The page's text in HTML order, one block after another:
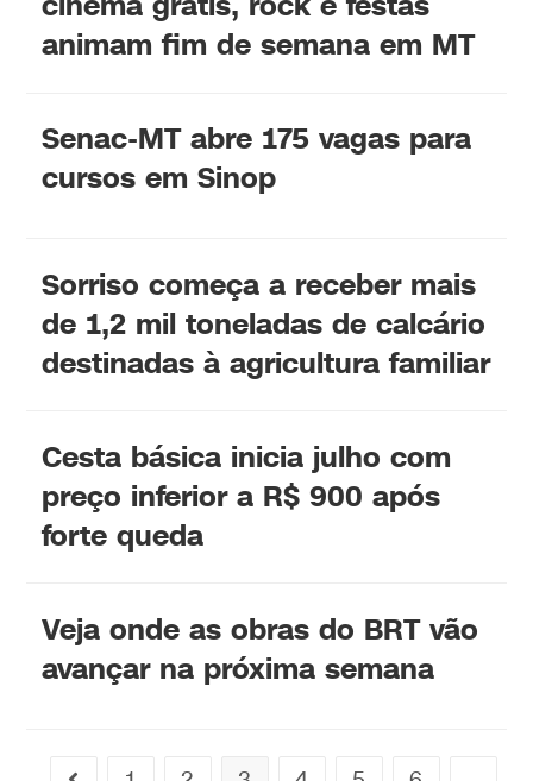
animam fim de semana em MT
Senac-MT abre 175 vagas para
cursos em Sinop
Sorriso começa a receber mais
de 1,2 mil toneladas de calcário
destinadas à agricultura familiar
Cesta básica inicia julho com
preço inferior a R$ 900 após
forte queda
Veja onde as obras do BRT vão
avançar na próxima semana